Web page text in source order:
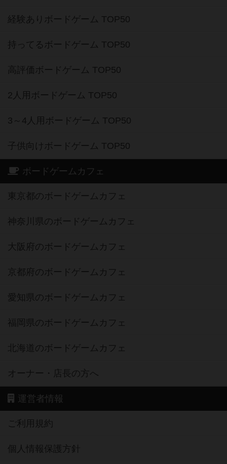
経験ありボードゲーム TOP50
持ってるボードゲーム TOP50
高評価ボードゲーム TOP50
2人用ボードゲーム TOP50
3～4人用ボードゲーム TOP50
子供向けボードゲーム TOP50
ボードゲームカフェ
東京都のボードゲームカフェ
神奈川県のボードゲームカフェ
大阪府のボードゲームカフェ
京都府のボードゲームカフェ
愛知県のボードゲームカフェ
福岡県のボードゲームカフェ
北海道のボードゲームカフェ
オーナー・店長の方へ
運営者情報
ご利用規約
個人情報保護方針